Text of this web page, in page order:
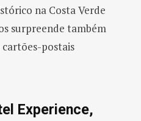
na Costa Verde
surpreende também
cartões-postais
Experience,